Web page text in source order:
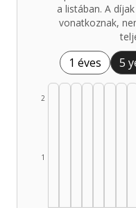
a listában. A
vonatkoznak,
1 éves 5
1
2